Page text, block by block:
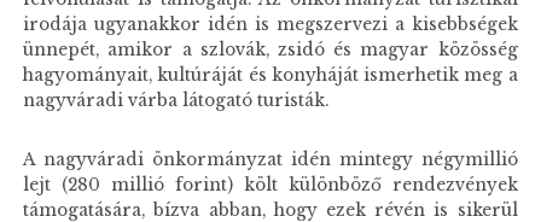
irodája ugyanakkor idén is megszervezi a kisebbségek
ünnepét, amikor a szlovák, zsidó és magyar közösség
hagyományait, kultúráját és konyháját ismerhetik meg a
nagyváradi várba látogató turisták.
A nagyváradi önkormányzat idén mintegy négymillió
lejt (280 millió forint) költ különböző rendezvények
támogatására, bízva abban, hogy ezek révén is sikerül